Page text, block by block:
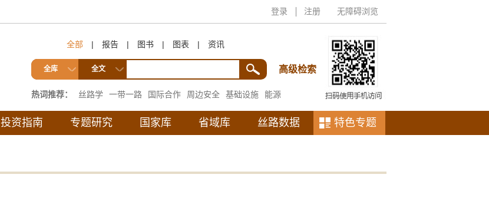
登录 注册 无障碍浏览
全部 | 报告 | 图书 | 图表 | 资讯
全库 全文 高级检索
热词推荐： 丝路学 一带一路 国际合作 周边安全 基础设施
能源
互联互通
投资指南 专题研究 国家库 省域库 丝路数据 特色专题